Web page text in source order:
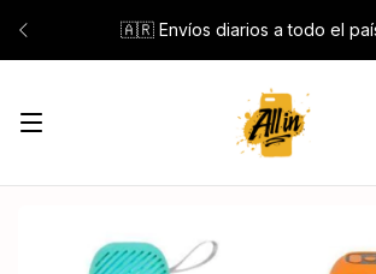
🇦🇷 Envíos diarios a todo el